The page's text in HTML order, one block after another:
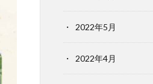
2022年5月
2022年4月